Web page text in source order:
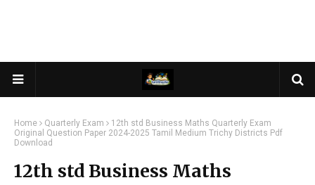
Home Quarterly Exam
12th std Business Maths Quarterly Exam
Original Question Paper 2024-2025 Tamil Medium Trichy Districts Pdf
Download
12th std Business Maths